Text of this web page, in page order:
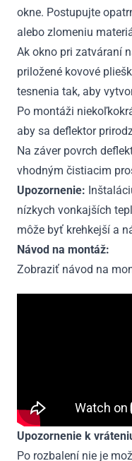
okne. Postupujte
alebo zlomeniu
Ak okno pri zatváraní
priložené kovové
tesnenia tak, aby
Po montáži
aby sa deflektor
Na záver povrch
vhodným čistiacim
Upozornenie:
nízkych vonkajších
môže byť krehkejší a
Návod na montáž:
Zobraziť návod na
Upozornenie k
Po rozbalení nie je